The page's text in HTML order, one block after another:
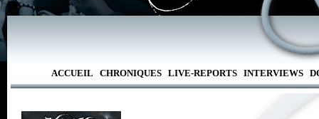
ACCUEIL CHRONIQUES LIVE-REPORTS INTERVIEWS